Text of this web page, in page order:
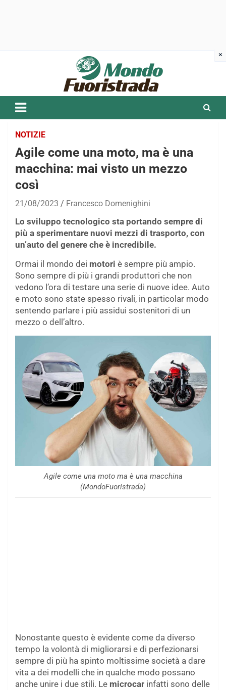
NOTIZIE
Agile come una moto, ma è una
macchina: mai visto un mezzo
così
21/08/2023 Francesco Domenighini
Lo sviluppo tecnologico sta portando sempre di
più a sperimentare nuovi mezzi di trasporto, con
un’auto del genere che è incredibile.
Ormai il mondo dei motori è sempre più ampio.
Sono sempre di più i grandi produttori che non
vedono l’ora di testare una serie di nuove idee. Auto
e moto sono state spesso rivali, in particolar modo
sentendo parlare i più assidui sostenitori di un
mezzo o dell’altro.
Agile come una moto ma è una macchina
(MondoFuoristrada)
Nonostante questo è evidente come da diverso
tempo la volontà di migliorarsi e di perfezionarsi
sempre di più ha spinto moltissime società a dare
vita a dei modelli che in qualche modo possano
anche unire i due stili. Le microcar infatti sono delle